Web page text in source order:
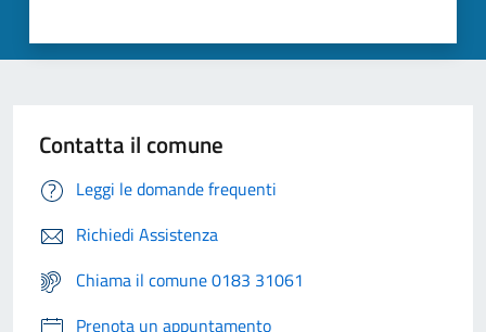
Contatta il comune
Leggi le domande frequenti
Richiedi Assistenza
Chiama il comune 0183 31061
Prenota un appuntamento